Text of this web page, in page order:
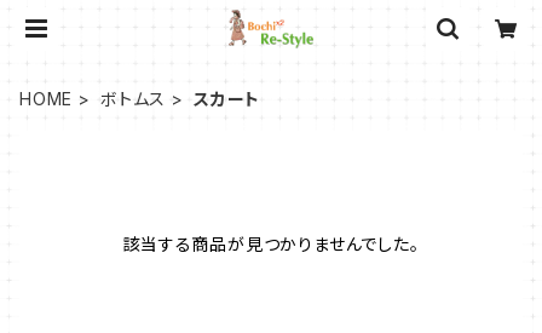
HOME ボトムス スカート
該当する商品が見つかりませんでした。